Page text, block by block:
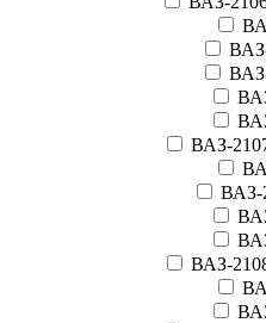
ВАЗ-
ВАЗ-
ВАЗ-